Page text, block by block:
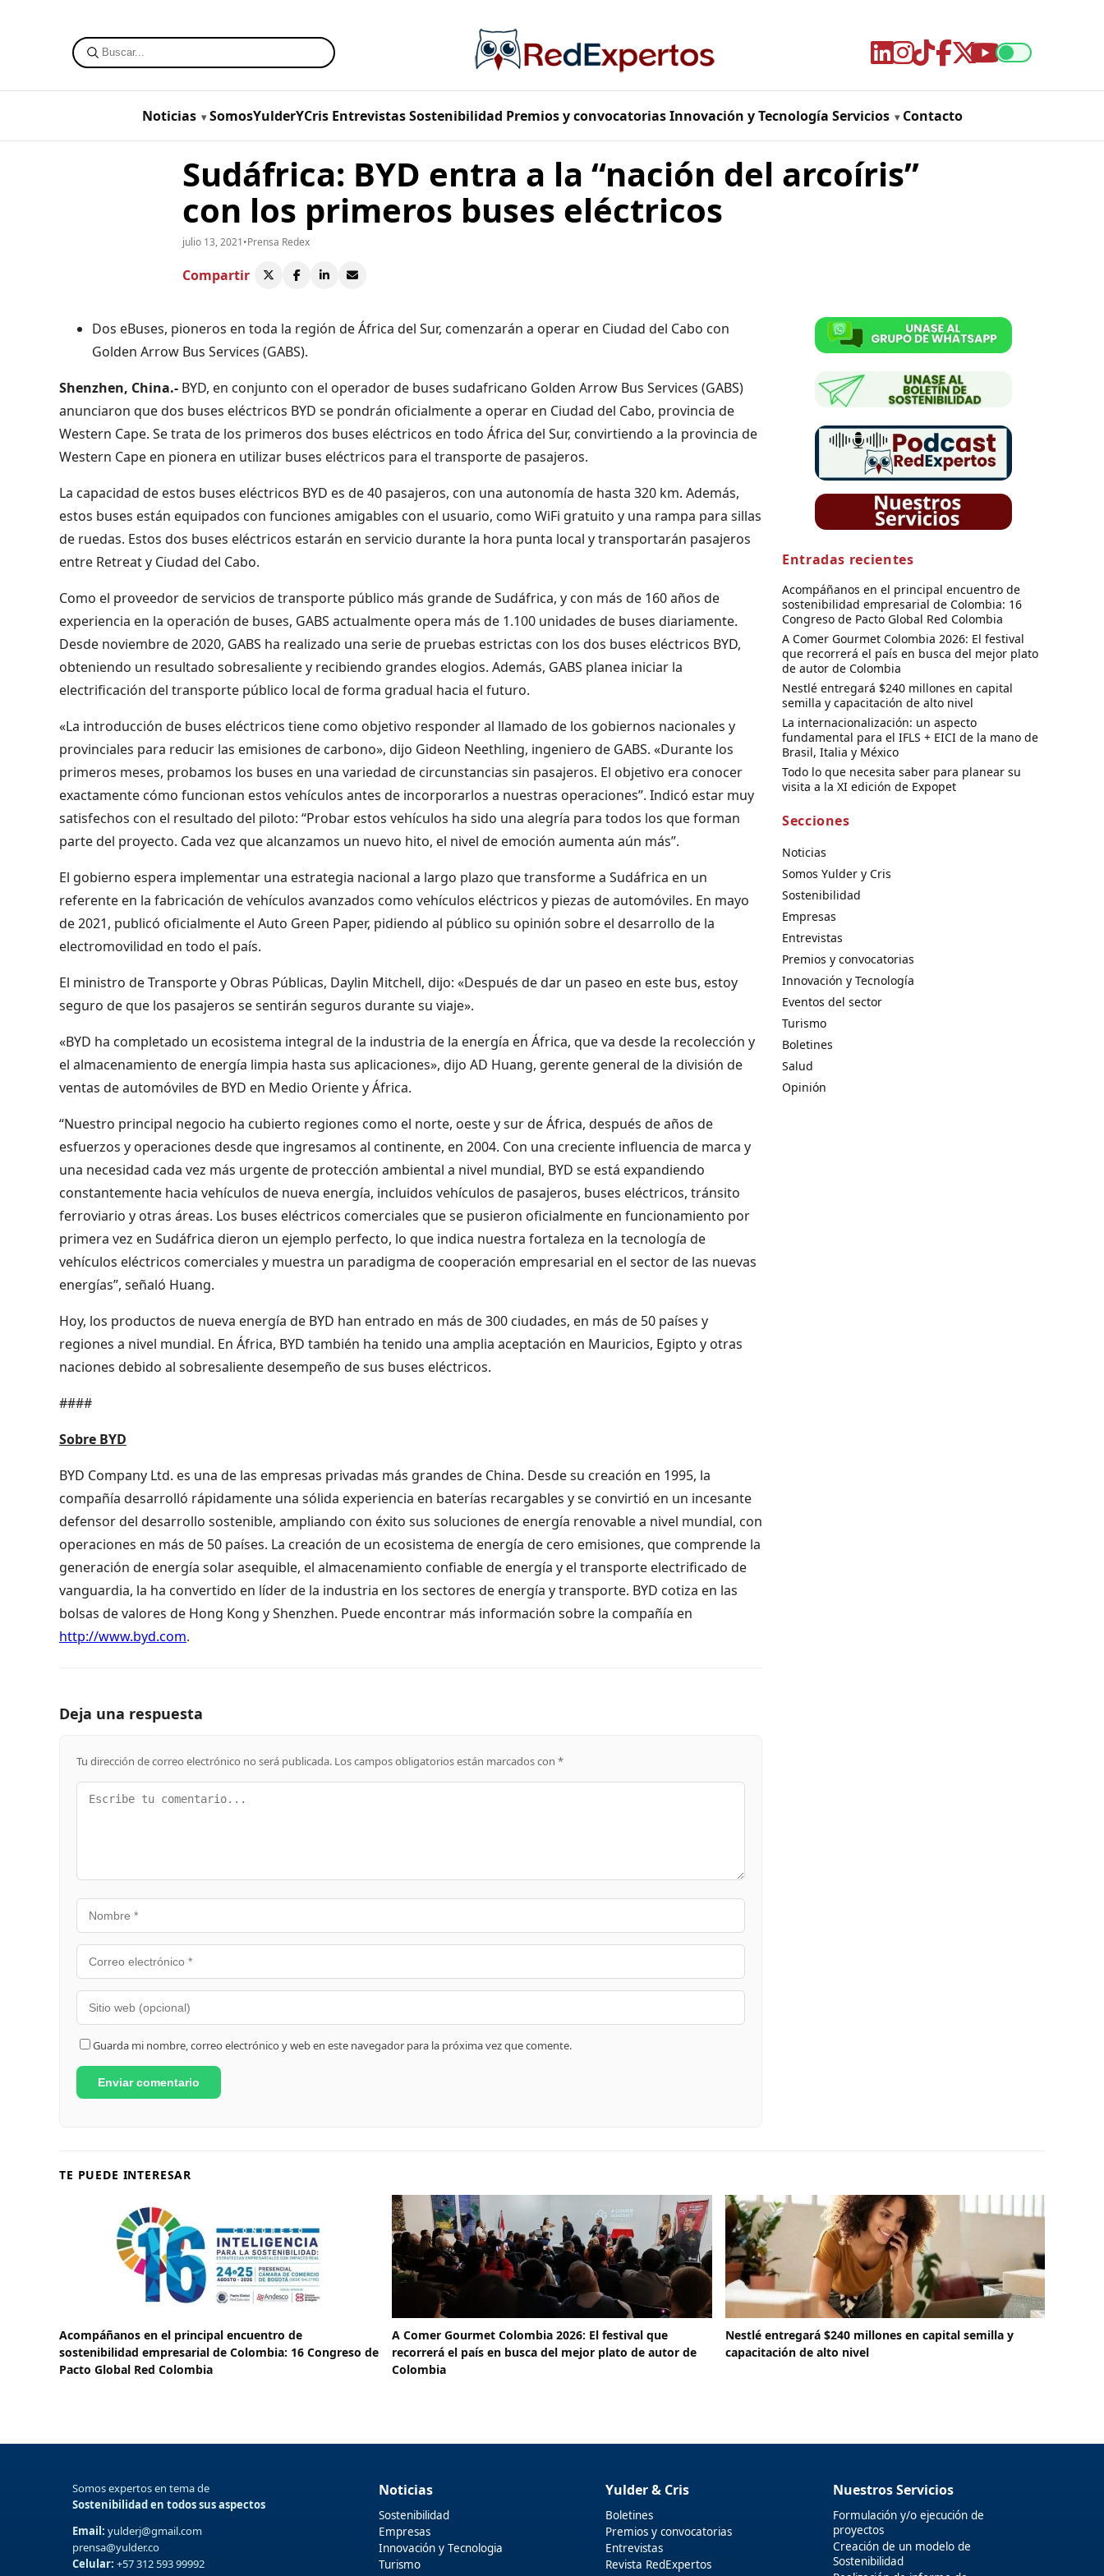
Noticias SomosYulderYCris Entrevistas Sostenibilidad Premios y convocatorias Innovación y Tecnología Servicios Contacto
Sudáfrica: BYD entra a la “nación del arcoíris”
con los primeros buses eléctricos
julio 13, 2021•Prensa Redex
Compartir
Dos eBuses, pioneros en toda la región de África del Sur, comenzarán a operar en Ciudad del Cabo con
Golden Arrow Bus Services (GABS).
Shenzhen, China.- BYD, en conjunto con el operador de buses sudafricano Golden Arrow Bus Services (GABS)
anunciaron que dos buses eléctricos BYD se pondrán oficialmente a operar en Ciudad del Cabo, provincia de
Western Cape. Se trata de los primeros dos buses eléctricos en todo África del Sur, convirtiendo a la provincia de
Western Cape en pionera en utilizar buses eléctricos para el transporte de pasajeros.
La capacidad de estos buses eléctricos BYD es de 40 pasajeros, con una autonomía de hasta 320 km. Además,
estos buses están equipados con funciones amigables con el usuario, como WiFi gratuito y una rampa para sillas
de ruedas. Estos dos buses eléctricos estarán en servicio durante la hora punta local y transportarán pasajeros
entre Retreat y Ciudad del Cabo.
Como el proveedor de servicios de transporte público más grande de Sudáfrica, y con más de 160 años de
experiencia en la operación de buses, GABS actualmente opera más de 1.100 unidades de buses diariamente.
Desde noviembre de 2020, GABS ha realizado una serie de pruebas estrictas con los dos buses eléctricos BYD,
obteniendo un resultado sobresaliente y recibiendo grandes elogios. Además, GABS planea iniciar la
electrificación del transporte público local de forma gradual hacia el futuro.
«La introducción de buses eléctricos tiene como objetivo responder al llamado de los gobiernos nacionales y
provinciales para reducir las emisiones de carbono», dijo Gideon Neethling, ingeniero de GABS. «Durante los
primeros meses, probamos los buses en una variedad de circunstancias sin pasajeros. El objetivo era conocer
exactamente cómo funcionan estos vehículos antes de incorporarlos a nuestras operaciones”. Indicó estar muy
satisfechos con el resultado del piloto: “Probar estos vehículos ha sido una alegría para todos los que forman
parte del proyecto. Cada vez que alcanzamos un nuevo hito, el nivel de emoción aumenta aún más”.
El gobierno espera implementar una estrategia nacional a largo plazo que transforme a Sudáfrica en un
referente en la fabricación de vehículos avanzados como vehículos eléctricos y piezas de automóviles. En mayo
de 2021, publicó oficialmente el Auto Green Paper, pidiendo al público su opinión sobre el desarrollo de la
electromovilidad en todo el país.
El ministro de Transporte y Obras Públicas, Daylin Mitchell, dijo: «Después de dar un paseo en este bus, estoy
seguro de que los pasajeros se sentirán seguros durante su viaje».
«BYD ha completado un ecosistema integral de la industria de la energía en África, que va desde la recolección y
el almacenamiento de energía limpia hasta sus aplicaciones», dijo AD Huang, gerente general de la división de
ventas de automóviles de BYD en Medio Oriente y África.
“Nuestro principal negocio ha cubierto regiones como el norte, oeste y sur de África, después de años de
esfuerzos y operaciones desde que ingresamos al continente, en 2004. Con una creciente influencia de marca y
una necesidad cada vez más urgente de protección ambiental a nivel mundial, BYD se está expandiendo
constantemente hacia vehículos de nueva energía, incluidos vehículos de pasajeros, buses eléctricos, tránsito
ferroviario y otras áreas. Los buses eléctricos comerciales que se pusieron oficialmente en funcionamiento por
primera vez en Sudáfrica dieron un ejemplo perfecto, lo que indica nuestra fortaleza en la tecnología de
vehículos eléctricos comerciales y muestra un paradigma de cooperación empresarial en el sector de las nuevas
energías”, señaló Huang.
Hoy, los productos de nueva energía de BYD han entrado en más de 300 ciudades, en más de 50 países y
regiones a nivel mundial. En África, BYD también ha tenido una amplia aceptación en Mauricios, Egipto y otras
naciones debido al sobresaliente desempeño de sus buses eléctricos.
####
Sobre BYD
BYD Company Ltd. es una de las empresas privadas más grandes de China. Desde su creación en 1995, la
compañía desarrolló rápidamente una sólida experiencia en baterías recargables y se convirtió en un incesante
defensor del desarrollo sostenible, ampliando con éxito sus soluciones de energía renovable a nivel mundial, con
operaciones en más de 50 países. La creación de un ecosistema de energía de cero emisiones, que comprende la
generación de energía solar asequible, el almacenamiento confiable de energía y el transporte electrificado de
vanguardia, la ha convertido en líder de la industria en los sectores de energía y transporte. BYD cotiza en las
bolsas de valores de Hong Kong y Shenzhen. Puede encontrar más información sobre la compañía en
http://www.byd.com.
Deja una respuesta
Tu dirección de correo electrónico no será publicada. Los campos obligatorios están marcados con *
Guarda mi nombre, correo electrónico y web en este navegador para la próxima vez que comente.
Entradas recientes
Acompáñanos en el principal encuentro de
sostenibilidad empresarial de Colombia: 16
Congreso de Pacto Global Red Colombia
A Comer Gourmet Colombia 2026: El festival
que recorrerá el país en busca del mejor plato
de autor de Colombia
Nestlé entregará $240 millones en capital
semilla y capacitación de alto nivel
La internacionalización: un aspecto
fundamental para el IFLS + EICI de la mano de
Brasil, Italia y México
Todo lo que necesita saber para planear su
visita a la XI edición de Expopet
Secciones
Noticias
Somos Yulder y Cris
Sostenibilidad
Empresas
Entrevistas
Premios y convocatorias
Innovación y Tecnología
Eventos del sector
Turismo
Boletines
Salud
Opinión
TE PUEDE INTERESAR
Acompáñanos en el principal encuentro de
sostenibilidad empresarial de Colombia: 16 Congreso de
Pacto Global Red Colombia
A Comer Gourmet Colombia 2026: El festival que
recorrerá el país en busca del mejor plato de autor de
Colombia
Nestlé entregará $240 millones en capital semilla y
capacitación de alto nivel
Somos expertos en tema de
Sostenibilidad en todos sus aspectos
Email: yulderj@gmail.com
prensa@yulder.co
Celular: +57 312 593 99992
Noticias
Sostenibilidad
Empresas
Innovación y Tecnologia
Turismo
Yulder & Cris
Boletines
Premios y convocatorias
Entrevistas
Revista RedExpertos
Nuestros Servicios
Formulación y/o ejecución de
proyectos
Creación de un modelo de
Sostenibilidad